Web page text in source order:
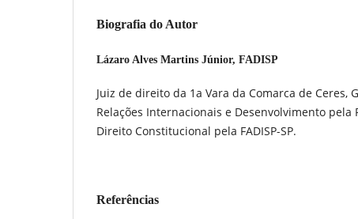
Biografia do Autor
Lázaro Alves Martins Júnior, FADISP
Juiz de direito da 1a Vara da Comarca de Ceres,
Relações Internacionais e Desenvolvimento pela
Direito Constitucional pela FADISP-SP.
Referências